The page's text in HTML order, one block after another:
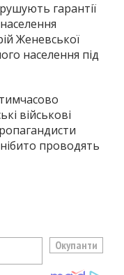
гарантії
Женевської
населення під
військові
проводять
Окупанти